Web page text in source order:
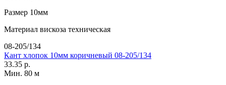
Размер 10мм
Материал вискоза техническая
08-205/134
Кант хлопок 10мм коричневый 08-205/134
33.35 р.
Мин. 80 м